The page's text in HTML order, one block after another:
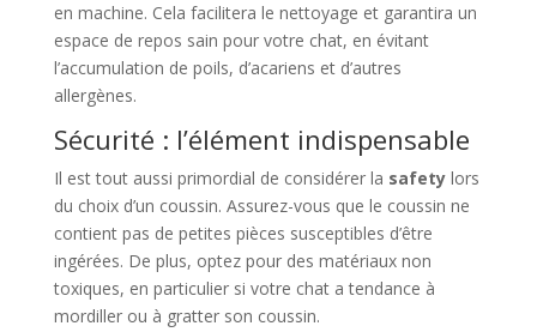
en machine. Cela facilitera le nettoyage et garantira un
espace de repos sain pour votre chat, en évitant
l’accumulation de poils, d’acariens et d’autres
allergènes.
Sécurité : l’élément indispensable
Il est tout aussi primordial de considérer la safetylors
du choix d’un coussin. Assurez-vous que le coussin ne
contient pas de petites pièces susceptibles d’être
ingérées. De plus, optez pour des matériaux non
toxiques, en particulier si votre chat a tendance à
mordiller ou à gratter son coussin.